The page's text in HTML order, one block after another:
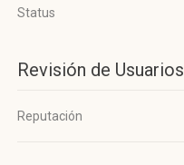
Status
Revisión de Usuarios
Reputación